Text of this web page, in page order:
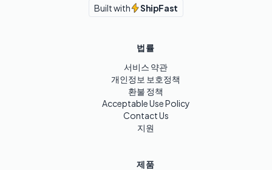
Built with ShipFast
법률
서비스 약관
개인정보 보호정책
환불 정책
Acceptable Use Policy
Contact Us
지원
제품